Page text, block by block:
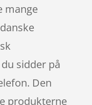
mange
sidder på
Den
produkterne